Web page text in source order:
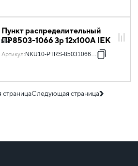
Пункт распределительный
ПР8503-1066 3p 12х100А IEK
Артикул: NKU10-PTRS-85031066-01
Следующая страница